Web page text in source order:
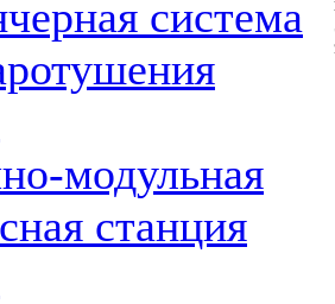
система
модульная
станция